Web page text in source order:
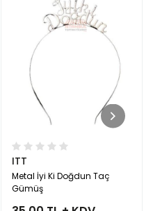
ITT
Metal İyi Ki Doğdun Taç
Gümüş